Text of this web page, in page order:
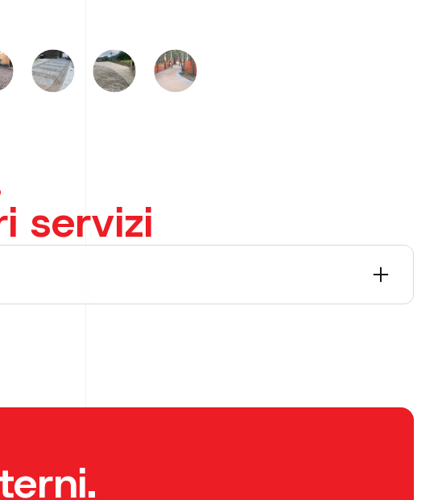
servizi
piazzali e aree logistiche. Utilizziamo